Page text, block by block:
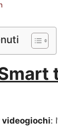
videogiochi: